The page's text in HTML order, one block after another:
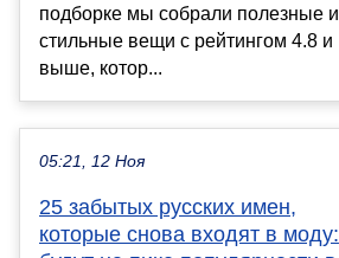
подборке мы собрали полезные и
стильные вещи с рейтингом 4.8 и
выше, котор...
05:21, 12 Ноя
25 забытых русских имен,
которые снова входят в моду: